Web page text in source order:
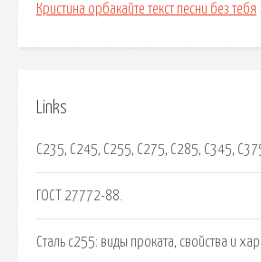
Кристина орбакайте текст песни без тебя
Links
С235, С245, С255, С275, С285, С345,
ГОСТ 27772-88.
Сталь с255: виды проката, свойства и